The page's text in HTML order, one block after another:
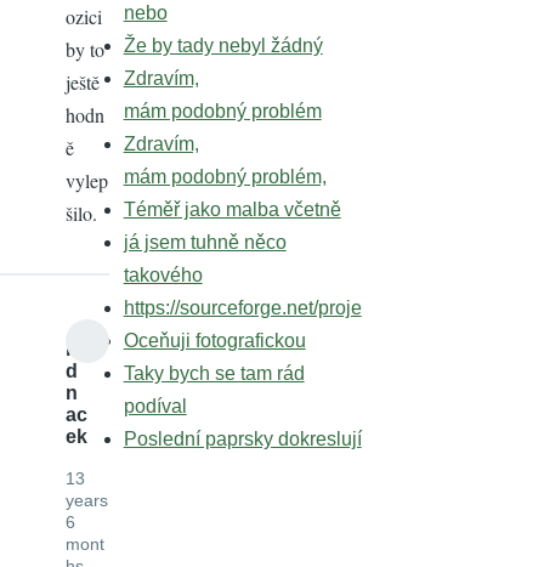
ozici
by to
ještě
hodn
ě
vylep
šilo.
le
d
n
ac
ek
13
years
6
mont
nebo
Že by tady nebyl žádný
Zdravím,
mám podobný problém
Zdravím,
mám podobný problém,
Téměř jako malba včetně
já jsem tuhně něco
takového
https://sourceforge.net/proje
Oceňuji fotografickou
Taky bych se tam rád
podíval
Poslední paprsky dokreslují